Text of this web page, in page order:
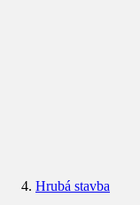
Hrubá stavba